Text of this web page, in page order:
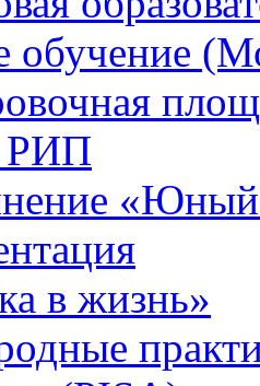
обучение
РИП
«Юный
в жизнь»